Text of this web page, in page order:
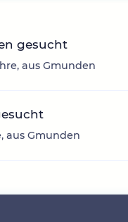
gesucht
aus Gmunden
aus Gmunden